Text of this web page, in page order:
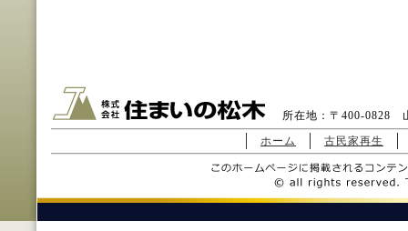
所在地：〒400-0828
ホーム
古民家再生